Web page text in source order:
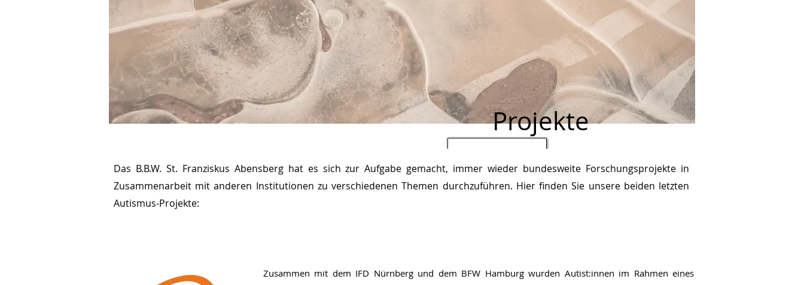
Projekte
Das B.B.W. St. Franziskus Abensberg hat es sich zur Aufgabe gemacht, immer wieder bundesweite Forschungsprojekte in
Zusammenarbeit mit anderen Institutionen zu verschiedenen Themen durchzuführen. Hier finden Sie unsere beiden letzten
Autismus-Projekte:
Zusammen mit dem IFD Nürnberg und dem BFW Hamburg wurden Autist:innen im Rahmen eines